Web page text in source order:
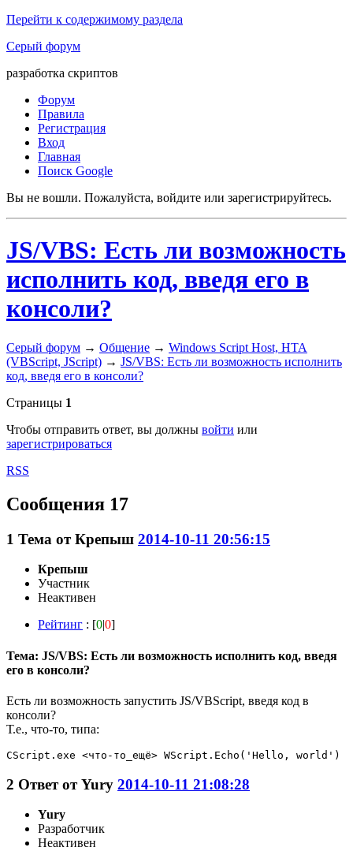
Перейти к содержимому раздела
Серый форум
разработка скриптов
Форум
Правила
Регистрация
Вход
Главная
Поиск Google
Вы не вошли. Пожалуйста, войдите или зарегистрируйтесь.
JS/VBS: Есть ли возможность
исполнить код, введя его в
консоли?
Серый форум → Общение → Windows Script Host, HTA
(VBScript, JScript) → JS/VBS: Есть ли возможность исполнить
код, введя его в консоли?
Страницы 1
Чтобы отправить ответ, вы должны войти или
зарегистрироваться
RSS
Сообщения 17
1 Тема отКрепыш 2014-10-11 20:56:15
Крепыш
Участник
Неактивен
Рейтинг : [0|0]
Тема: JS/VBS: Есть ли возможность исполнить код, введя
его в консоли?
Есть ли возможность запустить JS/VBScript, введя код в
консоли?
Т.е., что-то, типа:
CScript.exe <что-то_ещё> WScript.Echo('Hello, world')
2 Ответ отYury 2014-10-11 21:08:28
Yury
Разработчик
Неактивен